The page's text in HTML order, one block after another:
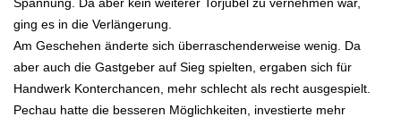
Spannung. Da aber kein weiterer Torjubel zu vernehmen war,
ging es in die Verlängerung.
Am Geschehen änderte sich überraschenderweise wenig. Da
aber auch die Gastgeber auf Sieg spielten, ergaben sich für
Handwerk Konterchancen, mehr schlecht als recht ausgespielt.
Pechau hatte die besseren Möglichkeiten, investierte mehr